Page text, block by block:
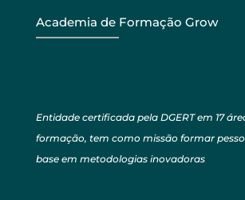
Academia de Formação Grow
Entidade certificada pela DGERT em 17
formação, tem como missão formar
base em metodologias inovadoras